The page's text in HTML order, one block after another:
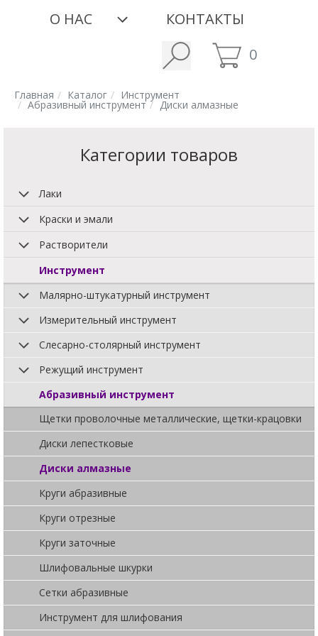
О НАС
КОНТАКТЫ
0
Главная Каталог Инструмент
Абразивный инструмент Диски алмазные
Категории товаров
Лаки
Краски и эмали
Растворители
Инструмент
Малярно-штукатурный инструмент
Измерительный инструмент
Слесарно-столярный инструмент
Режущий инструмент
Абразивный инструмент
Щетки проволочные металлические, щетки-крацовки
Диски лепестковые
Диски алмазные
Круги абразивные
Круги отрезные
Круги заточные
Шлифовальные шкурки
Сетки абразивные
Инструмент для шлифования